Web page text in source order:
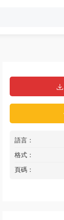
語言：
格式：
頁碼：